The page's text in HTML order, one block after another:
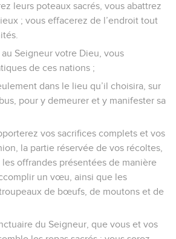
leurs poteaux sacrés, vous abattrez
; vous effacerez de l’endroit tout
Seigneur votre Dieu, vous
de ces nations ;
dans le lieu qu’il choisira, sur
pour y demeurer et y manifester sa
vos sacrifices complets et vos
la partie réservée de vos récoltes,
offrandes présentées de manière
un vœu, ainsi que les
de bœufs, de moutons et de
du Seigneur, que vous et vos